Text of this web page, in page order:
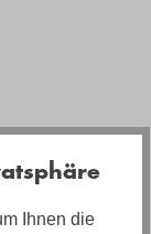
Ihnen die